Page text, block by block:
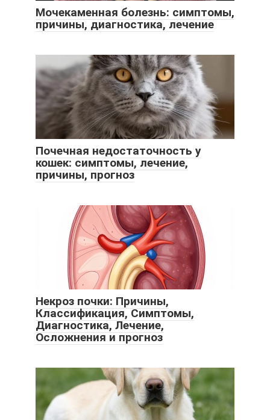
Мочекаменная болезнь: симптомы,
причины, диагностика, лечение
Почечная недостаточность у
кошек: симптомы, лечение,
причины, прогноз
Некроз почки: Причины,
Классификация, Симптомы,
Диагностика, Лечение,
Осложнения и прогноз